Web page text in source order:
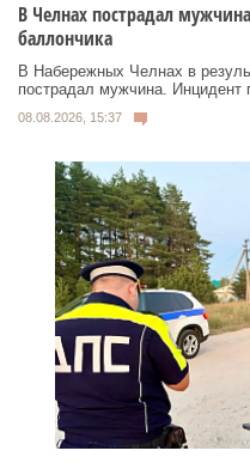
В Челнах пострадал
баллончика
В Набережных Челнах в
пострадал мужчина. Инцидент
08.08.2026, 15:37